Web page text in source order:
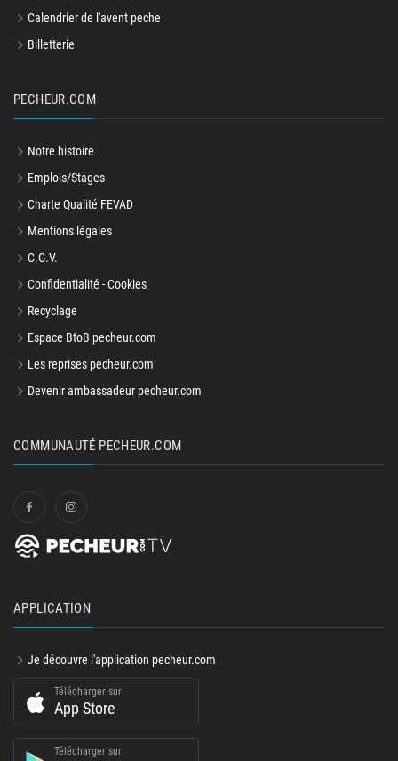
Calendrier de l'avent peche
Billetterie
PECHEUR.COM
Notre histoire
Emplois/Stages
Charte Qualité FEVAD
Mentions légales
C.G.V.
Confidentialité - Cookies
Recyclage
Espace BtoB pecheur.com
Les reprises pecheur.com
Devenir ambassadeur pecheur.com
COMMUNAUTÉ PECHEUR.COM
APPLICATION
Je découvre l'application pecheur.com
Télécharger sur
App Store
Télécharger sur